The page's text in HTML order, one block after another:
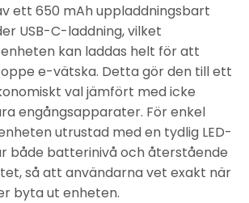
ett 650 mAh uppladdningsbart
USB-C-laddning, vilket
kan laddas helt för att
e-vätska. Detta gör den till ett
val jämfört med icke
engångsapparater. För enkel
utrustad med en tydlig LED-
både batterinivå och återstående
så att användarna vet exakt när
byta ut enheten.